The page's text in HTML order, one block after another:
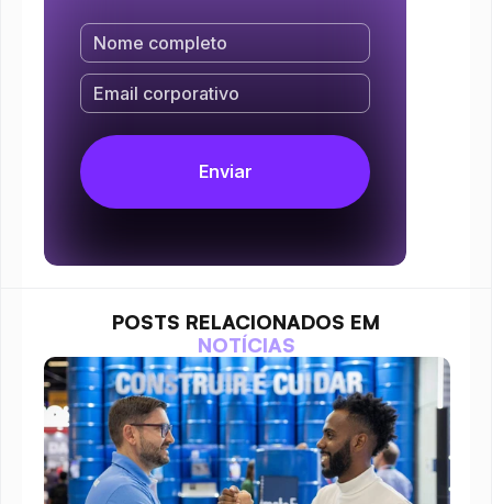
POSTS RELACIONADOS EM
NOTÍCIAS